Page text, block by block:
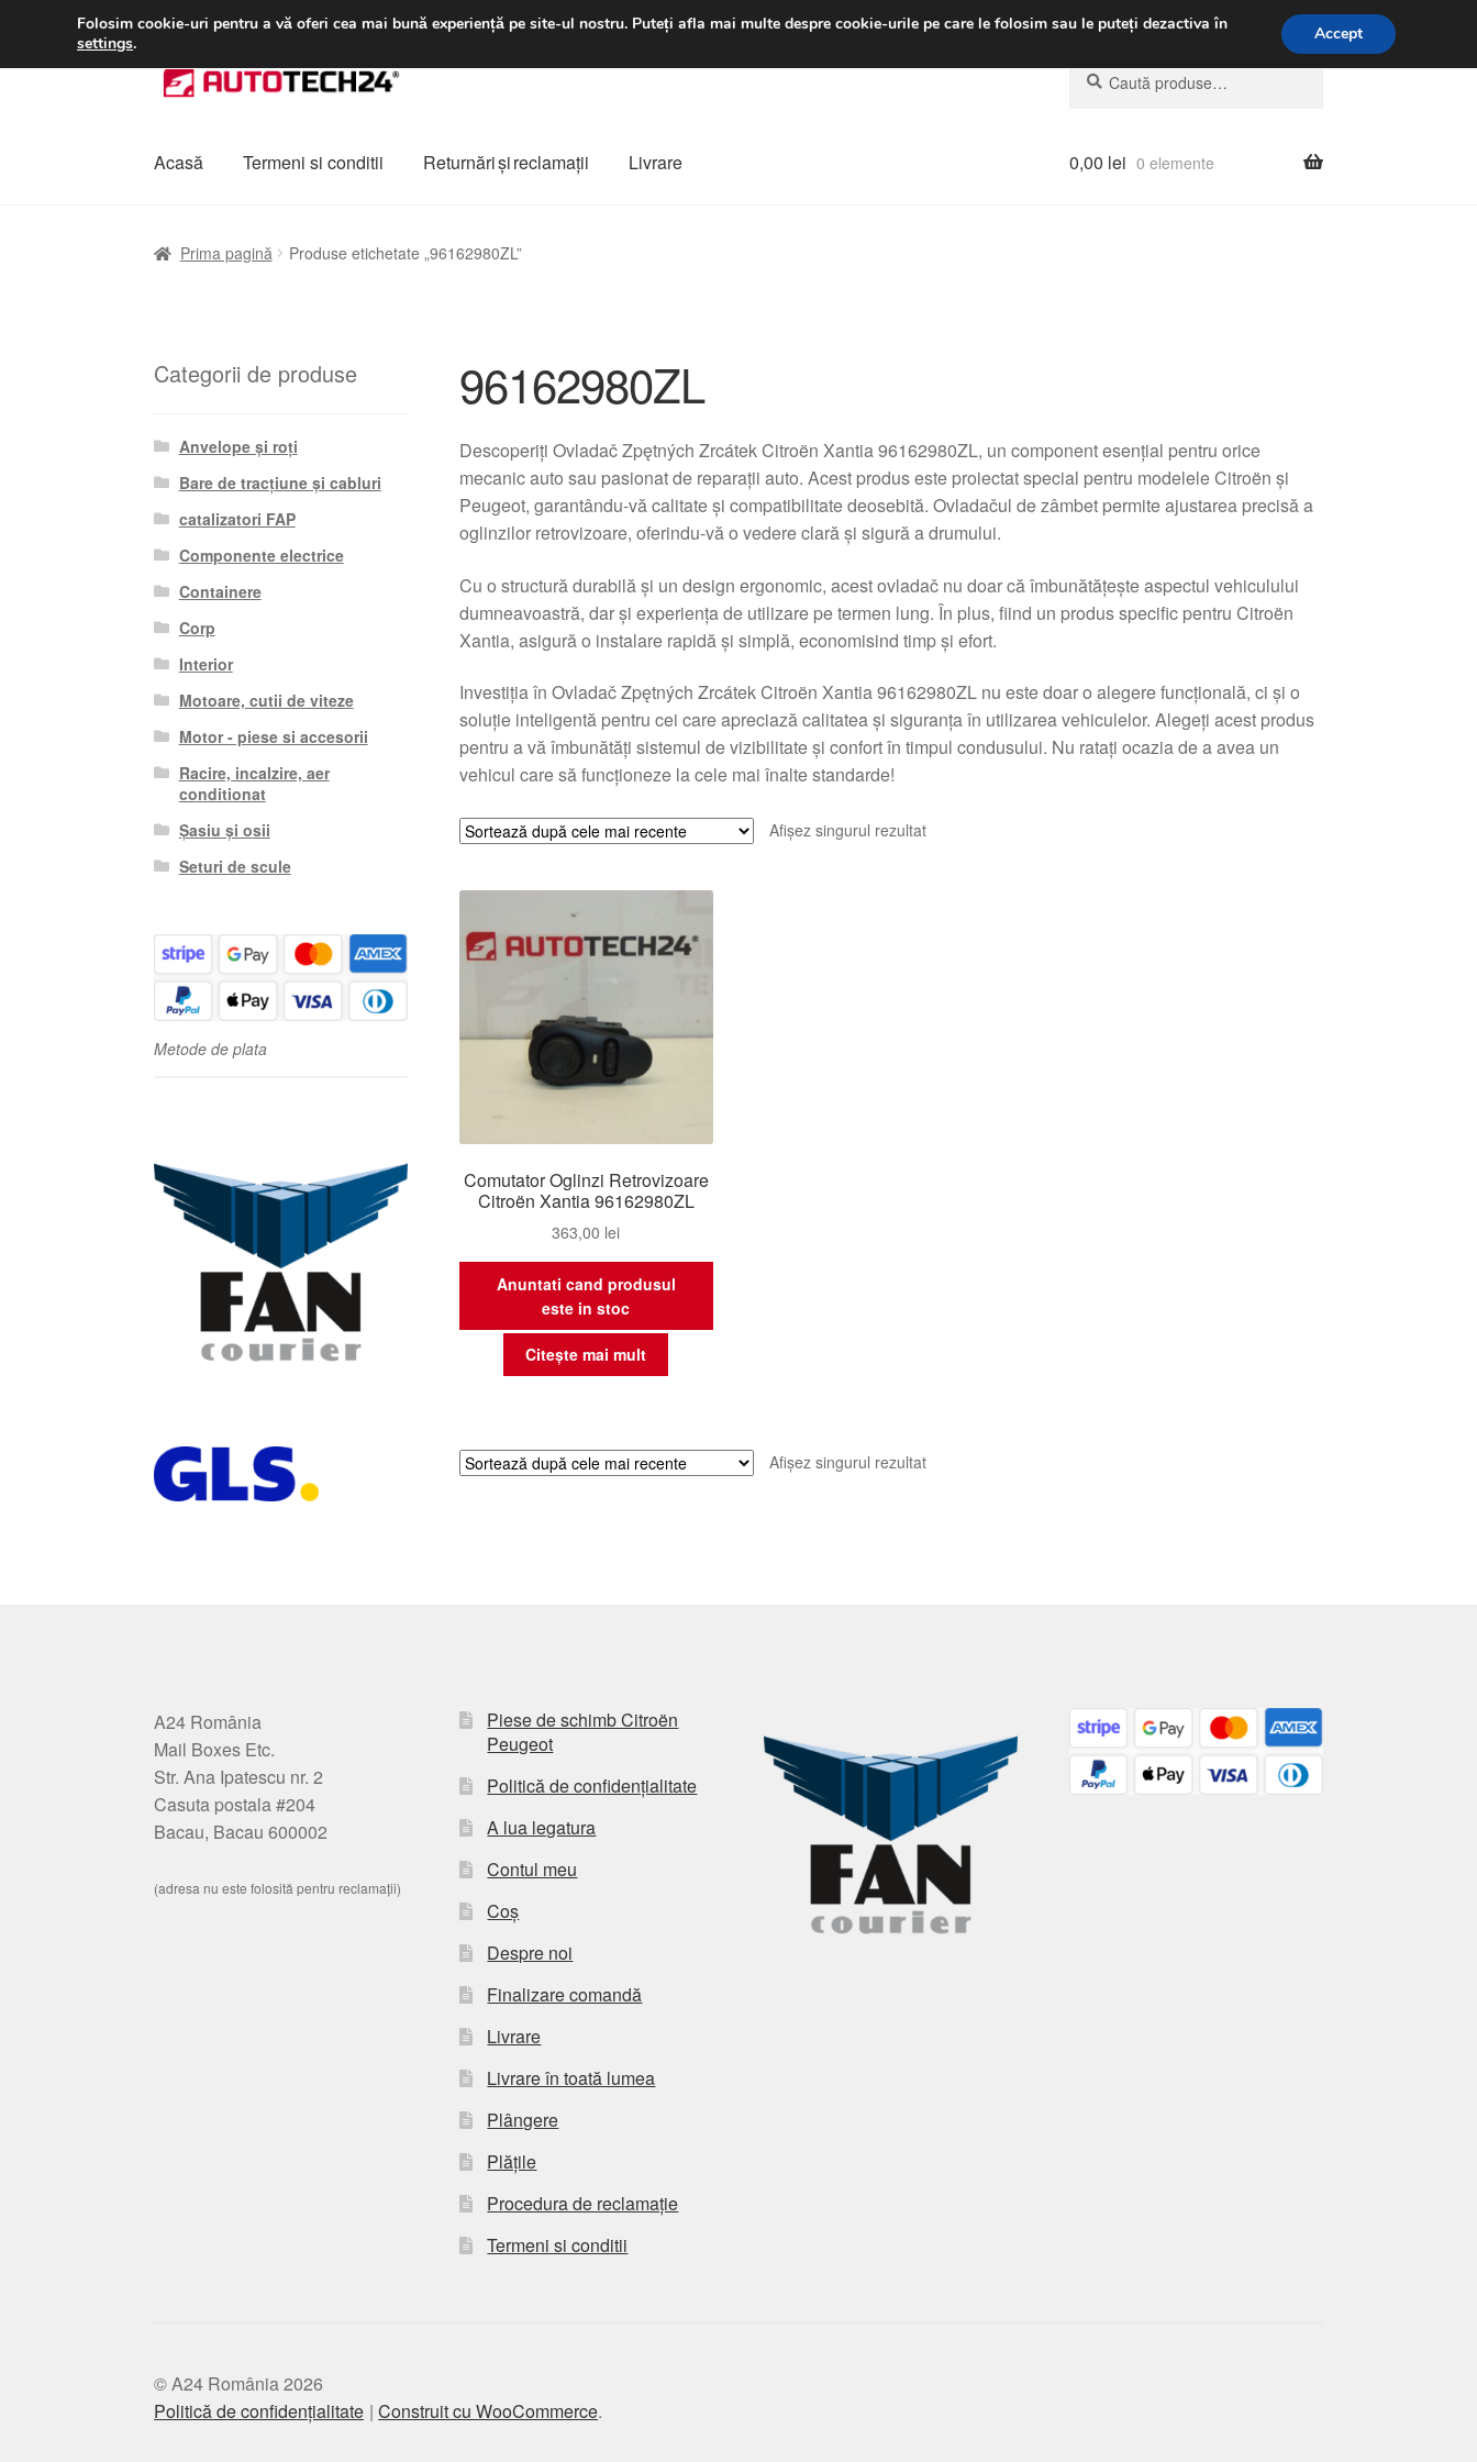
LIVRARE de la 33 lei luni-vineri 9 a.m. - 4 p.m.031 229 6816
Sari
la
Sari
la
Caută
după:
Caută
Acasă Termeni si conditii Returnări şi reclamații Livrare 0,00 lei 0 elemente
Prima pagină Produse etichetate „96162980ZL”
96162980ZL
Descoperiți Ovladač Zpętných Zrcátek Citroën Xantia 96162980ZL, un component esențial pentru orice
mecanic auto sau pasionat de reparații auto. Acest produs este proiectat special pentru modelele Citroën și
Peugeot, garantându-vă calitate și compatibilitate deosebită. Ovladačul de zâmbet permite ajustarea precisă a
oglinzilor retrovizoare, oferindu-vă o vedere clară și sigură a drumului.
Cu o structură durabilă și un design ergonomic, acest ovladač nu doar că îmbunătățește aspectul vehiculului
dumneavoastră, dar și experiența de utilizare pe termen lung. În plus, fiind un produs specific pentru Citroën
Xantia, asigură o instalare rapidă și simplă, economisind timp și efort.
Investiția în Ovladač Zpętných Zrcátek Citroën Xantia 96162980ZL nu este doar o alegere funcțională, ci și o
soluție inteligentă pentru cei care apreciază calitatea și siguranța în utilizarea vehiculelor. Alegeți acest produs
pentru a vă îmbunătăți sistemul de vizibilitate și confort în timpul condusului. Nu ratați ocazia de a avea un
vehicul care să funcționeze la cele mai înalte standarde!
Afișez singurul rezultat
Comutator Oglinzi Retrovizoare
Citroën Xantia 96162980ZL
363,00 lei
Anuntati cand produsul
este in stoc
Citește mai mult
Afișez singurul rezultat
Categorii de produse
Anvelope și roți
Bare de tracțiune și cabluri
catalizatori FAP
Componente electrice
Containere
Corp
Interior
Motoare, cutii de viteze
Motor - piese si accesorii
Racire, incalzire, aer
conditionat
Șasiu și osii
Seturi de scule
Metode de plata
A24 România
Mail Boxes Etc.
Str. Ana Ipatescu nr. 2
Casuta postala #204
Bacau, Bacau 600002
(adresa nu este folosită pentru reclamații)
Piese de schimb Citroën
Peugeot
Politică de confidențialitate
A lua legatura
Contul meu
Coș
Despre noi
Finalizare comandă
Livrare
Livrare în toată lumea
Plângere
Plățile
Procedura de reclamație
Termeni si conditii
© A24 România 2026
Politică de confidențialitate Construit cu WooCommerce.
Folosim cookie-uri pentru a vă oferi cea mai bună experiență pe site-ul nostru. Puteți afla mai multe despre cookie-urile pe care le folosim sau le puteți dezactiva în
settings. Accept